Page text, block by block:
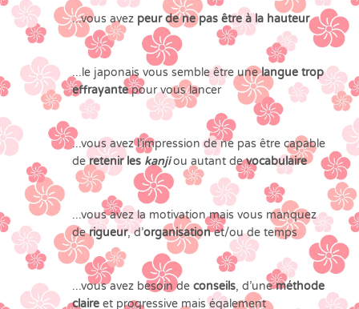
...vous avez peur de ne pas être à la hauteur
...le japonais vous semble être unelangue trop
effrayantepour vous lancer
...vous avez l’impression de ne pas être capable
deretenir les kanjiou autant devocabulaire
...vous avez la motivation mais vous manquez
derigueur, d’organisationet/ou de temps
...vous avez besoin de conseils, d’uneméthode
claire et progressive mais également